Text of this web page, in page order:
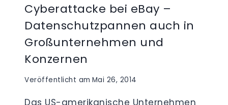
Cyberattacke bei eBay –
Datenschutzpannen auch in
Großunternehmen und
Konzernen
Veröffentlicht am Mai 26, 2014